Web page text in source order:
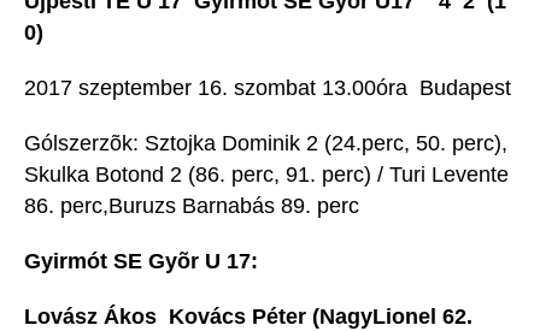
0)
2017 szeptember 16. szombat 13.00óra  Budapest
Gólszerzõk: Sztojka Dominik 2 (24.perc, 50. perc),
Skulka Botond 2 (86. perc, 91. perc) / Turi Levente
86. perc,Buruzs Barnabás 89. perc
Gyirmót SE Gyõr U 17:
Lovász Ákos  Kovács Péter (NagyLionel 62.